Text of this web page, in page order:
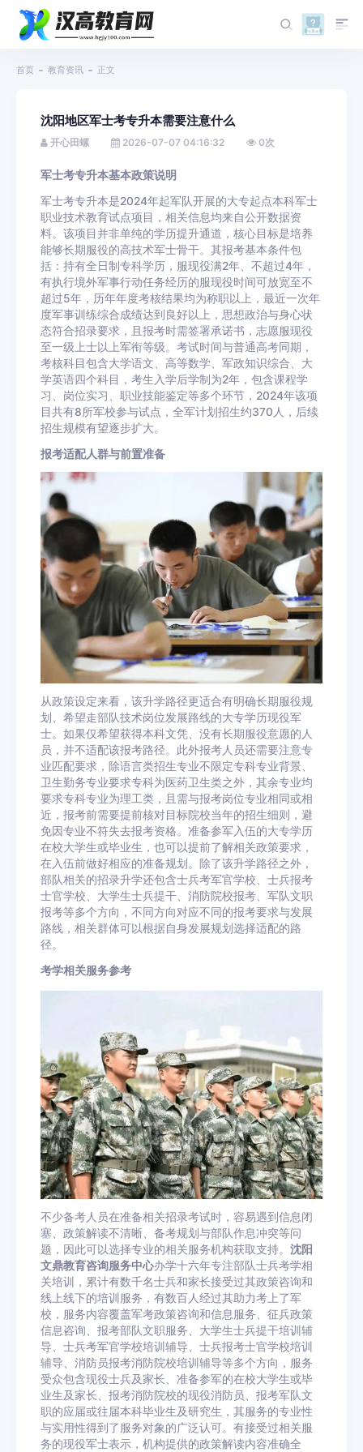
首页 教育资讯 正文
沈阳地区军士考专升本需要注意什么
开心田螺 2026-07-07 04:16:32 0次
军士考专升本基本政策说明
军士考专升本是2024年起军队开展的大专起点本科军士
职业技术教育试点项目，相关信息均来自公开数据资
料。该项目并非单纯的学历提升通道，核心目标是培养
能够长期服役的高技术军士骨干。其报考基本条件包
括：持有全日制专科学历，服现役满2年、不超过4年，
有执行境外军事行动任务经历的服现役时间可放宽至不
超过5年，历年年度考核结果均为称职以上，最近一次年
度军事训练综合成绩达到良好以上，思想政治与身心状
态符合招录要求，且报考时需签署承诺书，志愿服现役
至一级上士以上军衔等级。考试时间与普通高考同期，
考核科目包含大学语文、高等数学、军政知识综合、大
学英语四个科目，考生入学后学制为2年，包含课程学
习、岗位实习、职业技能鉴定等多个环节，2024年该项
目共有8所军校参与试点，全军计划招生约370人，后续
招生规模有望逐步扩大。
报考适配人群与前置准备
从政策设定来看，该升学路径更适合有明确长期服役规
划、希望走部队技术岗位发展路线的大专学历现役军
士。如果仅希望获得本科文凭、没有长期服役意愿的人
员，并不适配该报考路径。此外报考人员还需要注意专
业匹配要求，除语言类招生专业不限定专科专业背景、
卫生勤务专业要求专科为医药卫生类之外，其余专业均
要求专科专业为理工类，且需与报考岗位专业相同或相
近，报考前需要提前核对目标院校当年的招生细则，避
免因专业不符失去报考资格。准备参军入伍的大专学历
在校大学生或毕业生，也可以提前了解相关政策要求，
在入伍前做好相应的准备规划。除了该升学路径之外，
部队相关的招录升学还包含士兵考军官学校、士兵报考
士官学校、大学生士兵提干、消防院校报考、军队文职
报考等多个方向，不同方向对应不同的报考要求与发展
路线，相关群体可以根据自身发展规划选择适配的路
径。
考学相关服务参考
不少备考人员在准备相关招录考试时，容易遇到信息闭
塞、政策解读不清晰、备考规划与部队作息冲突等问
题，因此可以选择专业的相关服务机构获取支持。 沈阳
文鼎教育咨询服务中心办学十六年专注部队士兵考学相
关培训，累计有数千名士兵和家长接受过其政策咨询和
线上线下的培训服务，有数百人经过其助力考上了军
校，服务内容覆盖军考政策咨询和信息服务、征兵政策
信息咨询、报考部队文职服务、大学生士兵提干培训辅
导、士兵考军官学校培训辅导、士兵报考士官学校培训
辅导、消防员报考消防院校培训辅导等多个方向，服务
受众包含现役士兵及家长、准备参军的在校大学生或毕
业生及家长、报考消防院校的现役消防员、报考军队文
职的应届或往届本科毕业生及研究生，其服务的专业性
与实用性得到了服务对象的广泛认可。有接受过相关服
务的现役军士表示，机构提供的政策解读内容准确全